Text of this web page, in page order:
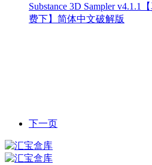
Substance 3D Sampler
费下】简体中文破解版
下一页